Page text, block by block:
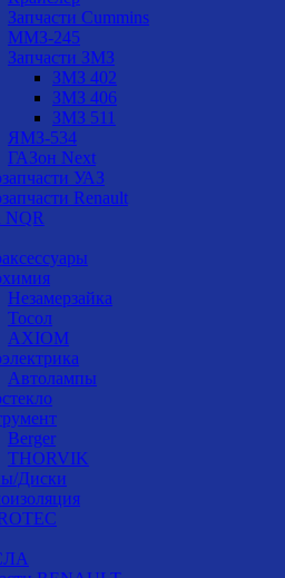
Запчасти Cummins
ММЗ-245
Запчасти ЗМЗ
ЗМЗ 402
ЗМЗ 406
ЗМЗ 511
ЯМЗ-534
ГАЗон Next
УАЗ
Renault
NQR
Незамерзайка
Тосол
AXIOM
Автолампы
Berger
THORVIK
Диски